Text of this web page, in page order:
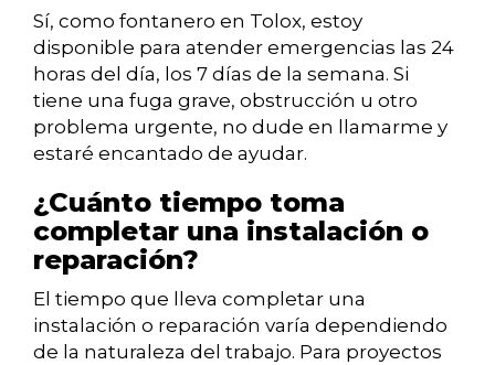
Sí, como fontanero en Tolox, estoy
disponible para atender emergencias las 24
horas del día, los 7 días de la semana. Si
tiene una fuga grave, obstrucción u otro
problema urgente, no dude en llamarme y
estaré encantado de ayudar.
¿Cuánto tiempo toma
completar una instalación o
reparación?
El tiempo que lleva completar una
instalación o reparación varía dependiendo
de la naturaleza del trabajo. Para proyectos